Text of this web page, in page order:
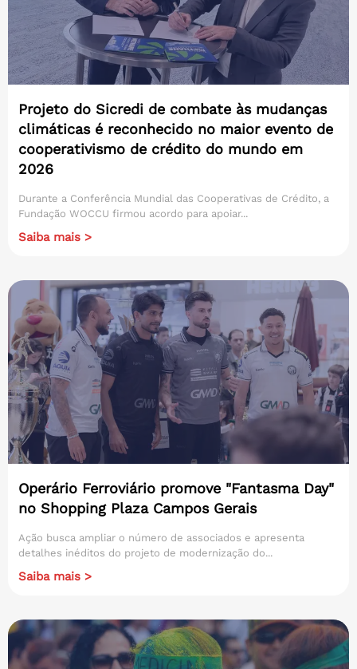
Projeto do Sicredi de combate às mudanças
climáticas é reconhecido no maior evento de
cooperativismo de crédito do mundo em
2026
Durante a Conferência Mundial das Cooperativas de Crédito, a
Fundação WOCCU firmou acordo para apoiar...
Saiba mais >
Operário Ferroviário promove "Fantasma Day"
no Shopping Plaza Campos Gerais
Ação busca ampliar o número de associados e apresenta
detalhes inéditos do projeto de modernização do...
Saiba mais >